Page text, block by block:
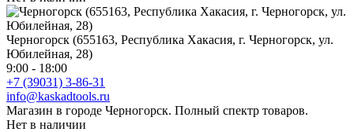
Черногорск (655163, Республика Хакасия, г. Черногорск, ул.
Юбилейная, 28)
9:00 - 18:00
+7 (39031) 3-86-31
info@kaskadtools.ru
Магазин в городе Черногорск. Полный спектр товаров.
Нет в наличии